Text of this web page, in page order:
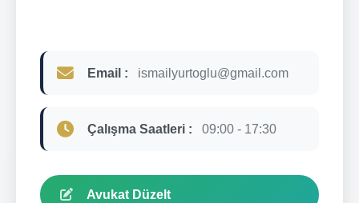
Email : ismailyurtoglu@gmail.com
Çalışma Saatleri : 09:00 - 17:30
Avukat Düzelt